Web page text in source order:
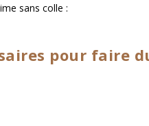
sans colle :
pour faire